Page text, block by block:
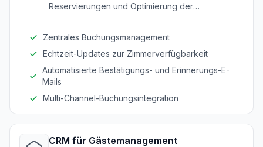
Reservierungen und Optimierung der
Zentrales Buchungsmanagement
Echtzeit-Updates zur Zimmerverfügbarkeit
Automatisierte Bestätigungs- und Erinnerungs-E-
Mails
Multi-Channel-Buchungsintegration
CRM für Gästemanagement